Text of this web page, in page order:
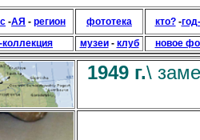
-АЯ - регион фототека кто?-
коллекция музеи- клуб новое
1949 г.\